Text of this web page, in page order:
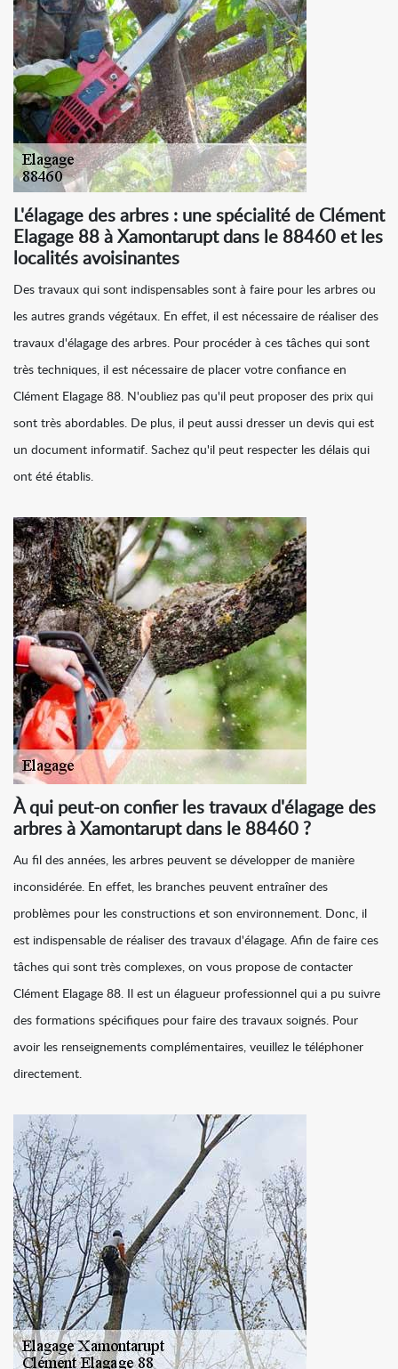
L'élagage des arbres : une spécialité de Clément
Elagage 88 à Xamontarupt dans le 88460 et les
localités avoisinantes
Des travaux qui sont indispensables sont à faire pour les arbres ou
les autres grands végétaux. En effet, il est nécessaire de réaliser des
travaux d'élagage des arbres. Pour procéder à ces tâches qui sont
très techniques, il est nécessaire de placer votre confiance en
Clément Elagage 88. N'oubliez pas qu'il peut proposer des prix qui
sont très abordables. De plus, il peut aussi dresser un devis qui est
un document informatif. Sachez qu'il peut respecter les délais qui
ont été établis.
À qui peut-on confier les travaux d'élagage des
arbres à Xamontarupt dans le 88460 ?
Au fil des années, les arbres peuvent se développer de manière
inconsidérée. En effet, les branches peuvent entraîner des
problèmes pour les constructions et son environnement. Donc, il
est indispensable de réaliser des travaux d'élagage. Afin de faire ces
tâches qui sont très complexes, on vous propose de contacter
Clément Elagage 88. Il est un élagueur professionnel qui a pu suivre
des formations spécifiques pour faire des travaux soignés. Pour
avoir les renseignements complémentaires, veuillez le téléphoner
directement.